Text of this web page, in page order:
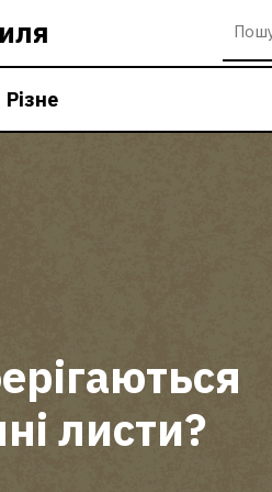
Різне
листи?